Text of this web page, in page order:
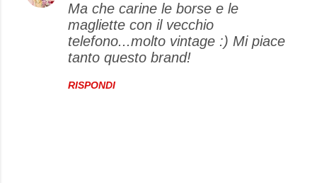
Ma che carine le borse e le
magliette con il vecchio
telefono...molto vintage :) Mi piace
tanto questo brand!
RISPONDI